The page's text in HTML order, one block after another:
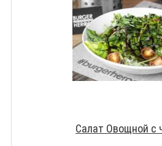
Салат Овощной с